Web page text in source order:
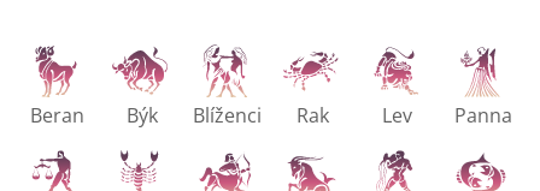
Beran Býk Blíženci Rak Lev Panna